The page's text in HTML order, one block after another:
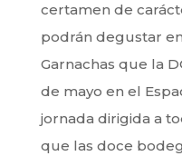
certamen de
podrán degustar
Garnachas que la
de mayo en el
jornada dirigida a
que las doce